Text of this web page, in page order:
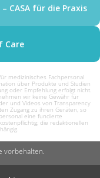
CASA für die Praxis
Care
medizinisches Fachpersonal
über Produkte und Studien
oder Empfehlung erfolgt nicht.
wir keine Gewähr für
und Videos von Transparency
Zugang zu ihren Geräten, so
eine fundierte
die redaktionellen
vorbehalten.